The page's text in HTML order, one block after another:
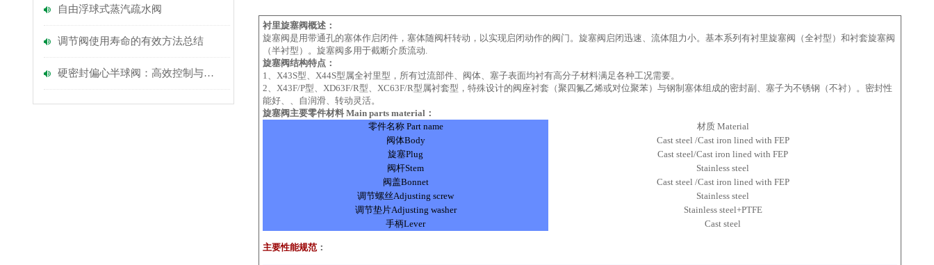
自由浮球式蒸汽疏水阀
调节阀使用寿命的有效方法总结
硬密封偏心半球阀：高效控制与可靠封闭的选择
衬里旋塞阀概述：
旋塞阀是用带通孔的塞体作启闭件，塞体随阀杆转动，以实现启闭动作的阀门。旋塞阀启闭迅速、流体阻力小。基本系列有衬里旋塞阀（全衬型）和衬套旋塞阀
（半衬型）。旋塞阀多用于截断介质流动.
旋塞阀结构特点：
1、X43S型、X44S型属全衬里型，所有过流部件、阀体、塞子表面均衬有高分子材料满足各种工况需要。
2、X43F/P型、XD63F/R型、XC63F/R型属衬套型，特殊设计的阀座衬套（聚四氟乙烯或对位聚苯）与钢制塞体组成的密封副、塞子为不锈钢（不衬）。密封性
能好、、自润滑、转动灵活。
旋塞阀主要零件材料 Main parts material：
零件名称 Part name
材质 Material
阀体Body
Cast steel /Cast iron lined with FEP
旋塞Plug
Cast steel/Cast iron lined with FEP
阀杆Stem
Stainless steel
阀盖Bonnet
Cast steel /Cast iron lined with FEP
调节螺丝Adjusting screw
Stainless steel
调节垫片Adjusting washer
Stainless steel+PTFE
手柄Lever
Cast steel
主要性能规范：